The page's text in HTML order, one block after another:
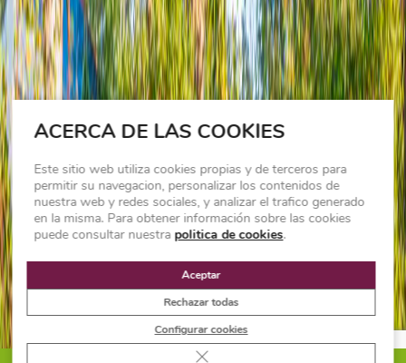
ACERCA DE LAS COOKIES
Este sitio web utiliza cookies propias y de terceros para
permitir su navegacion, personalizar los contenidos de
nuestra web y redes sociales, y analizar el trafico generado
en la misma. Para obtener información sobre las cookies
puede consultar nuestra politica de cookies.
Aceptar
Rechazar todas
Configurar cookies
Cerrar el banner de cookies RGPD